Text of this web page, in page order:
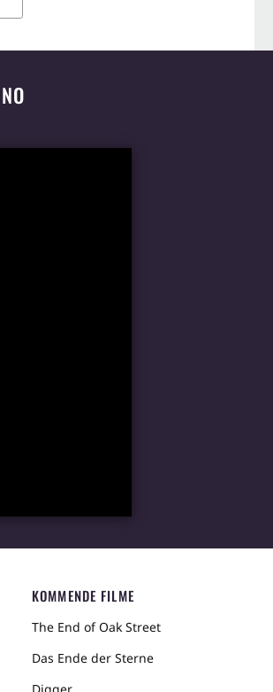
KOMMENDE FILME
The End of Oak Street
Das Ende der Sterne